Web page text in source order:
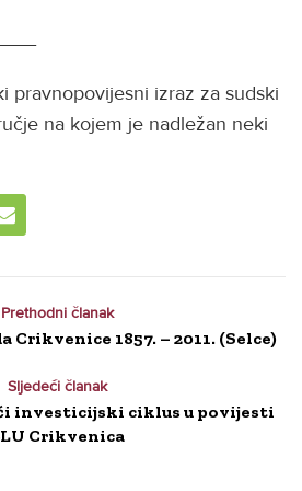
pravnopovijesni izraz za sudski
na kojem je nadležan neki
Prethodni članak
1857. – 2011. (Selce)
Sljedeći članak
investicijski ciklus u povijesti
Crikvenica